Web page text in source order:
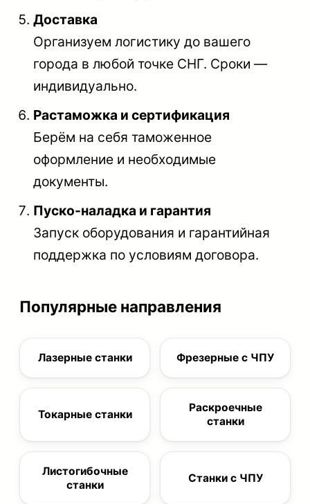
Доставка
Организуем логистику до вашего
города в любой точке СНГ. Сроки —
индивидуально.
Растаможка и сертификация
Берём на себя таможенное
оформление и необходимые
документы.
Пуско-наладка и гарантия
Запуск оборудования и гарантийная
поддержка по условиям договора.
Популярные направления
Лазерные станки Фрезерные с ЧПУ
Токарные станки
Раскроечные
станки
Листогибочные
станки
Станки с ЧПУ